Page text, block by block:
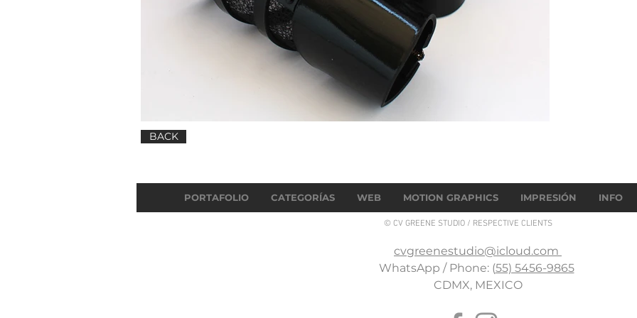
BACK
PORTAFOLIO CATEGORÍAS WEB MOTION GRAPHICS IMPRESIÓN INFO
© CV GREENE STUDIO / RESPECTIVE CLIENTS
cvgreenestudio@icloud.com
WhatsApp / Phone: (55) 5456-9865
CDMX, MEXICO